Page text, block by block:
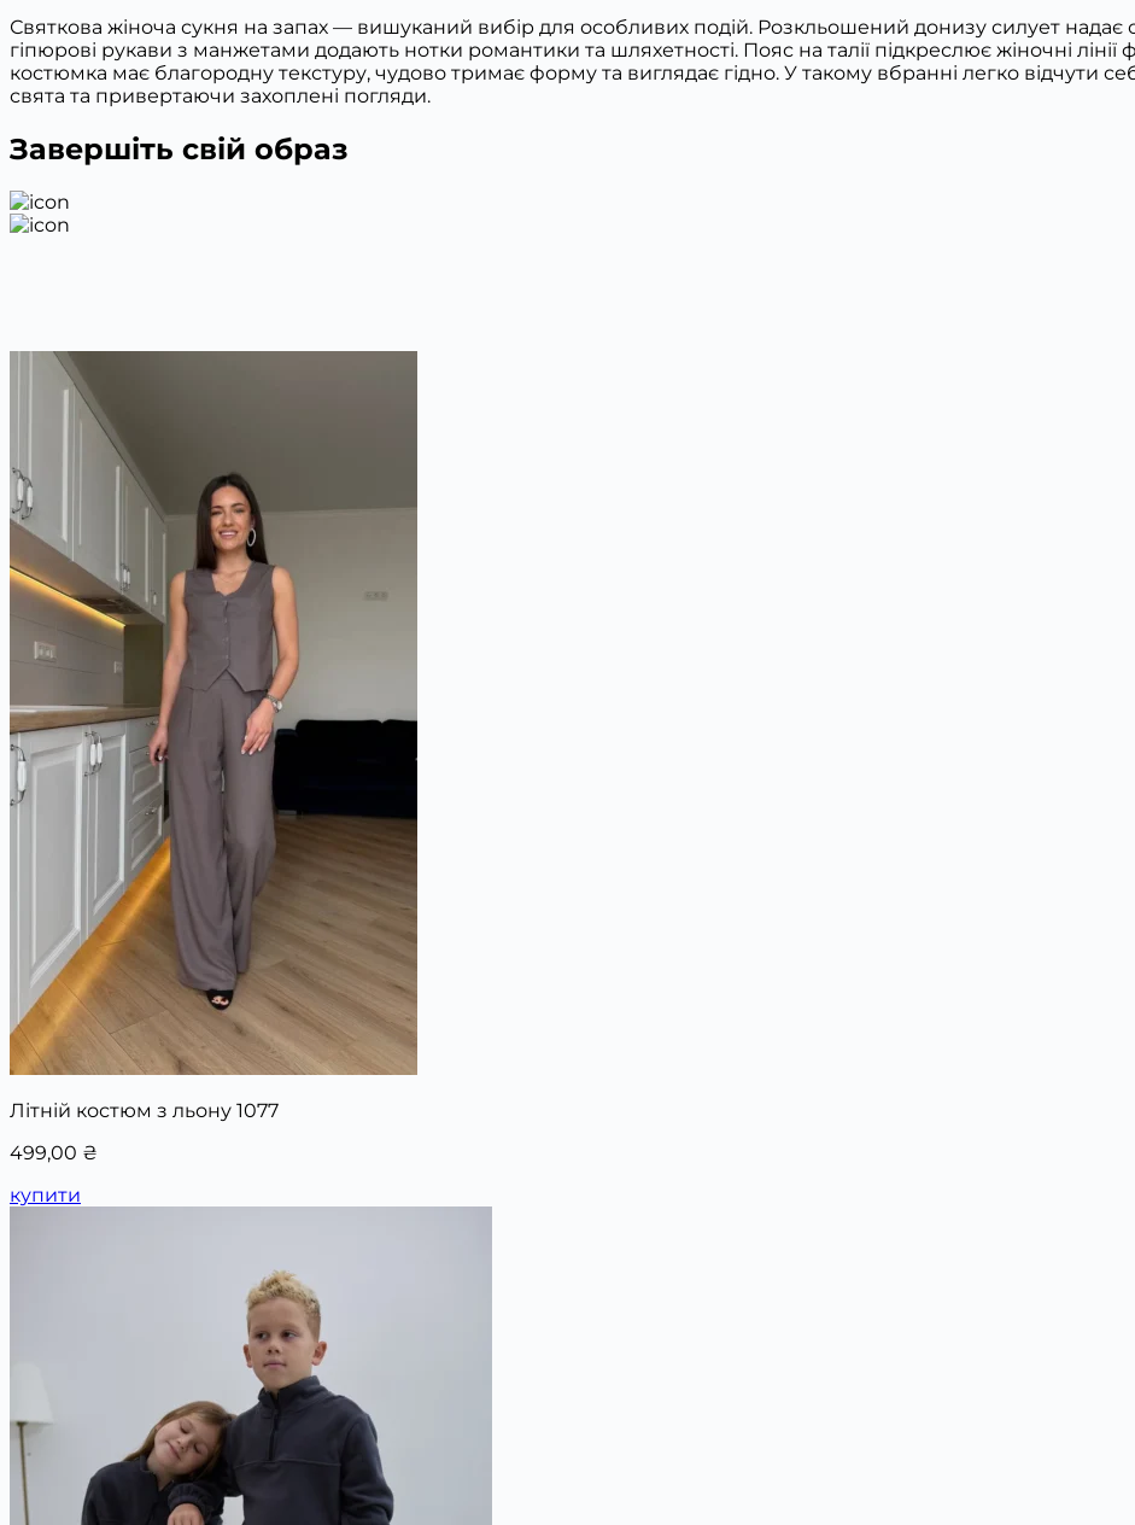
Святкова жіноча сукня на запах — вишуканий вибір для особливих подій. Розкльошений донизу силует надає
гіпюрові рукави з манжетами додають нотки романтики та шляхетності. Пояс на талії підкреслює жіночні
костюмка має благородну текстуру, чудово тримає форму та виглядає гідно. У такому вбранні легко
свята та привертаючи захоплені погляди.
Завершіть свій образ
Літній костюм з льону 1077
499,00 ₴
купити